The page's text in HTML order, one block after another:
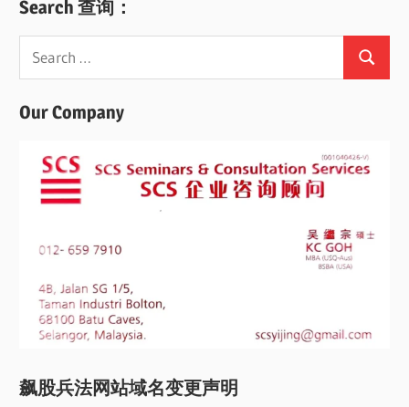
Search 查询：
Search
for:
Search
Our Company
飙股兵法网站域名变更声明